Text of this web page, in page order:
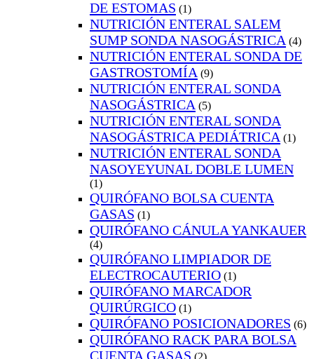
DE ESTOMAS (1)
NUTRICIÓN ENTERAL SALEM
SUMP SONDA NASOGÁSTRICA (4)
NUTRICIÓN ENTERAL SONDA DE
GASTROSTOMÍA (9)
NUTRICIÓN ENTERAL SONDA
NASOGÁSTRICA (5)
NUTRICIÓN ENTERAL SONDA
NASOGÁSTRICA PEDIÁTRICA (1)
NUTRICIÓN ENTERAL SONDA
NASOYEYUNAL DOBLE LUMEN
(1)
QUIRÓFANO BOLSA CUENTA
GASAS (1)
QUIRÓFANO CÁNULA YANKAUER
(4)
QUIRÓFANO LIMPIADOR DE
ELECTROCAUTERIO (1)
QUIRÓFANO MARCADOR
QUIRÚRGICO (1)
QUIRÓFANO POSICIONADORES (6)
QUIRÓFANO RACK PARA BOLSA
CUENTA GASAS